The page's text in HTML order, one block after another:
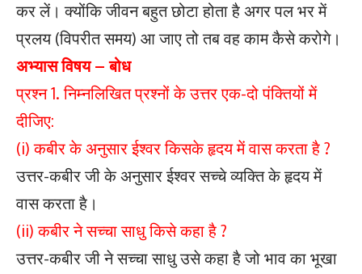
कर लें। क्योंकि जीवन बहुत छोटा होता है अगर पल भर में
प्रलय (विपरीत समय) आ जाए तो तब वह काम कैसे करोगे।
अभ्यासविषय – बोध
प्रश्न 1. निम्नलिखित प्रश्नों के उत्तर एक-दो पंक्तियों में
दीजिए:
(i) कबीर के अनुसार ईश्वर किसके हृदय में वास करता है ?
उत्तर-कबीर जी के अनुसार ईश्वर सच्चे व्यक्ति के हृदय में
वास करता है।
(ii) कबीर ने सच्चा साधु किसे कहा है ?
उत्तर-कबीर जी ने सच्चा साधु उसे कहा है जो भाव का भूखा